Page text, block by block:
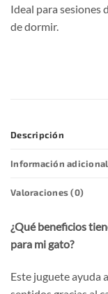
Ideal para sesiones
de dormir.
Descripción
Información adicional
Valoraciones (0)
¿Qué beneficios
para mi gato?
Este juguete ayuda